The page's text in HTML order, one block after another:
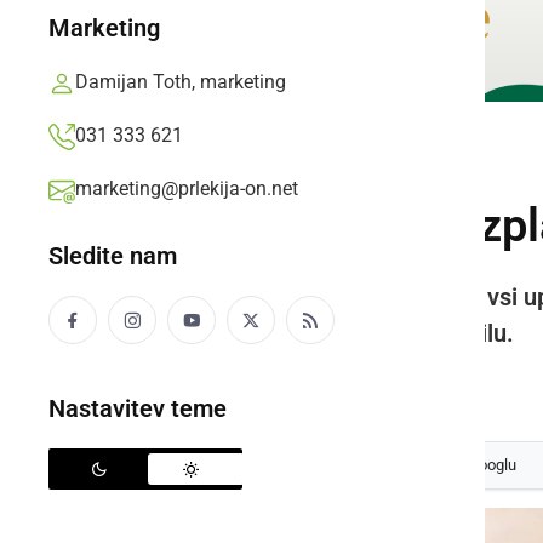
Marketing
Damijan Toth, marketing
031 333 621
marketing@prlekija-on.net
Sledite nam
Nastavitev teme
Dodatni datumi
V dodatne obdelave bodo zajeti vsi
izplačan v prvem rednem izplačilu.
Izberite kot svoj prednostni vir na Googlu